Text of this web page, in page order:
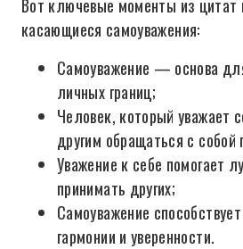
Вот ключевые моменты из цитат
касающиеся самоуважения:
Самоуважение — основа
личных границ;
Человек, который уважает
другим обращаться с собой
Уважение к себе помогает
принимать других;
Самоуважение
гармонии и уверенности.